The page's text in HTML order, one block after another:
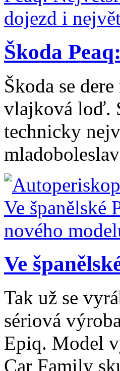
Škoda
Škoda se
vlajková loď.
technicky
Ve
Tak už se
sériová
Epiq. Model
Car Family